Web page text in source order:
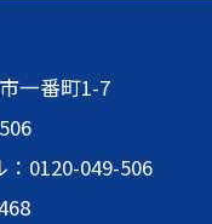
一番町1-7
0120-049-506